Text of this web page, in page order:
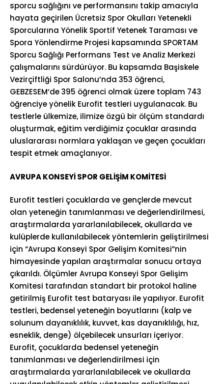
sporcu sağlığını ve performansını takip amacıyla
hayata geçirilen Ücretsiz Spor Okulları Yetenekli
Sporcularına Yönelik Sportif Yetenek Taraması ve
Spora Yönlendirme Projesi kapsamında SPORTAM
Sporcu Sağlığı Performans Test ve Analiz Merkezi
çalışmalarını sürdürüyor. Bu kapsamda Başiskele
Vezirçiftliği Spor Salonu’nda 353 öğrenci,
GEBZESEM‘de 395 öğrenci olmak üzere toplam 743
öğrenciye yönelik Eurofit testleri uygulanacak. Bu
testlerle ülkemize, ilimize özgü bir ölçüm standardı
oluşturmak, eğitim verdiğimiz çocuklar arasında
uluslararası normlara yaklaşan ve geçen çocukları
tespit etmek amaçlanıyor.
AVRUPA KONSEYİ SPOR GELİŞİM KOMİTESİ
Eurofit testleri çocuklarda ve gençlerde mevcut
olan yeteneğin tanımlanması ve değerlendirilmesi,
araştırmalarda yararlanılabilecek, okullarda ve
kulüplerde kullanılabilecek yöntemlerin geliştirilmesi
için “Avrupa Konseyi Spor Gelişim Komitesi”nin
himayesinde yapılan araştırmalar sonucu ortaya
çıkarıldı. Ölçümler Avrupa Konseyi Spor Gelişim
Komitesi tarafından standart bir protokol haline
getirilmiş Eurofit test bataryası ile yapılıyor. Eurofit
testleri, bedensel yeteneğin boyutlarını (kalp ve
solunum dayanıklılık, kuvvet, kas dayanıklılığı, hız,
esneklik, denge) ölçebilecek unsurları içeriyor.
Eurofit, çocuklarda bedensel yeteneğin
tanımlanması ve değerlendirilmesi için
araştırmalarda yararlanılabilecek ve okullarda